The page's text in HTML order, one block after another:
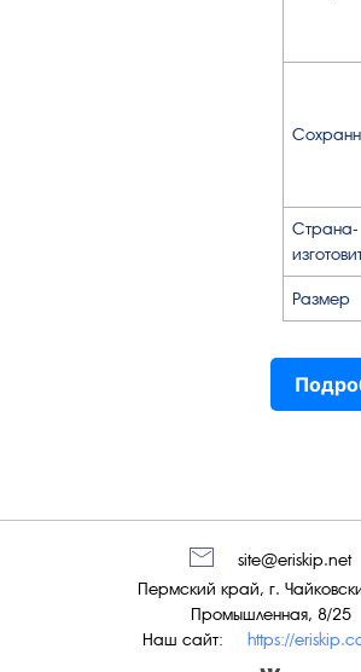
Страна-
Размер
Наш сайт: https://
Пермский край, г.
Промышленная, 8/25
site@eriskip.net